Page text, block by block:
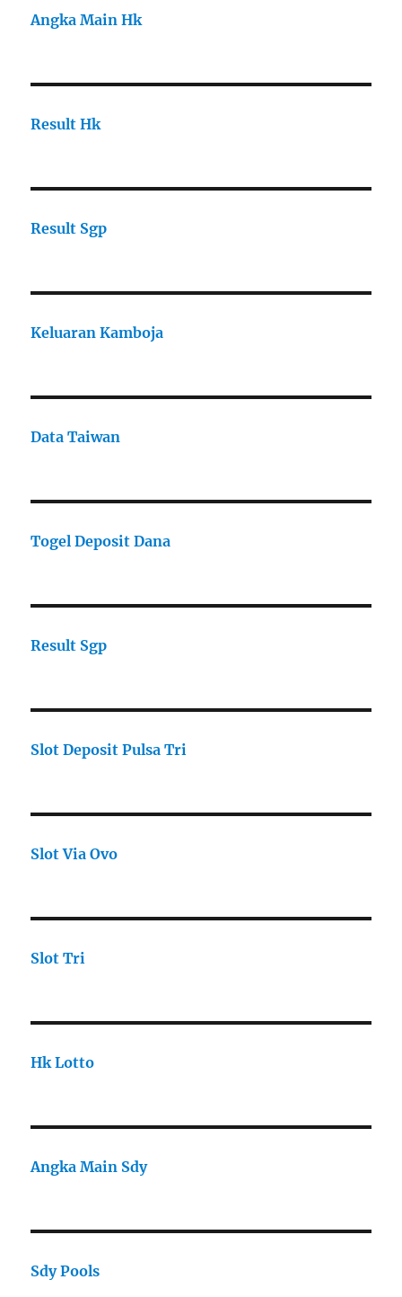
Angka Main Hk
Result Hk
Result Sgp
Keluaran Kamboja
Data Taiwan
Togel Deposit Dana
Result Sgp
Slot Deposit Pulsa Tri
Slot Via Ovo
Slot Tri
Hk Lotto
Angka Main Sdy
Sdy Pools